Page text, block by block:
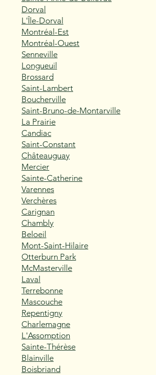
Dorval
L'Île-Dorval
Montréal-Est
Montréal-Ouest
Senneville
Longueuil
Brossard
Saint-Lambert
Boucherville
Saint-Bruno-de-Montarville
La Prairie
Candiac
Saint-Constant
Châteauguay
Mercier
Sainte-Catherine
Varennes
Verchères
Carignan
Chambly
Beloeil
Mont-Saint-Hilaire
Otterburn Park
McMasterville
Laval
Terrebonne
Mascouche
Repentigny
Charlemagne
L'Assomption
Sainte-Thérèse
Blainville
Boisbriand